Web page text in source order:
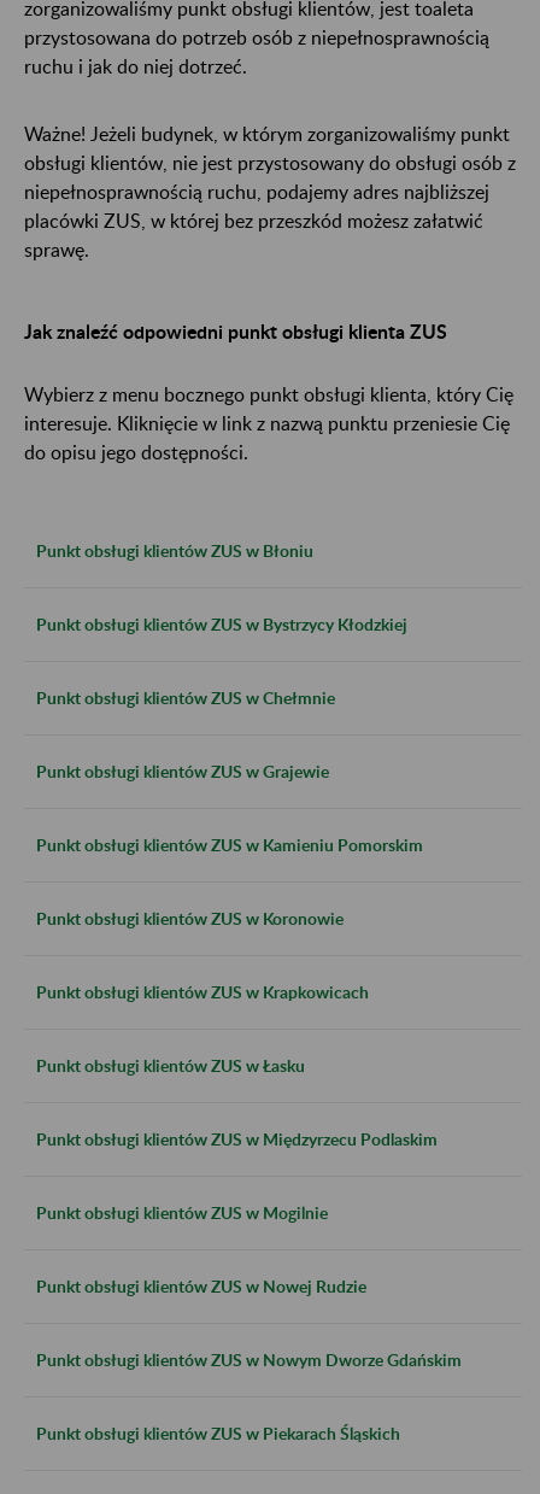
zorganizowaliśmy punkt obsługi klientów , jest toaleta
przystosowana do potrzeb osób z niepełnosprawnością
ruchu i jak do niej dotrzeć.
Ważne! Jeżeli budynek, w którym zorganizowaliśmy punkt
obsługi klientów​​​​​​​ , nie jest przystosowany do obsługi osób z
niepełnosprawnością ruchu, podajemy adres najbliższej
placówki ZUS, w której bez przeszkód możesz załatwić
sprawę.
Jak znaleźć odpowiedni punkt obsługi klienta ZUS
Wybierz z menu bocznego punkt obsługi klienta , który Cię
interesuje. Kliknięcie w link z nazwą punktu przeniesie Cię
do opisu jego dostępności.
Punkt obsługi klientów ZUS w Błoniu
Punkt obsługi klientów ZUS w Bystrzycy Kłodzkiej
Punkt obsługi klientów ZUS w Chełmnie
Punkt obsługi klientów ZUS w Grajewie
Punkt obsługi klientów ZUS w Kamieniu Pomorskim
Punkt obsługi klientów ZUS w Koronowie
Punkt obsługi klientów ZUS w Krapkowicach
Punkt obsługi klientów ZUS w Łasku
Punkt obsługi klientów ZUS w Międzyrzecu Podlaskim
Punkt obsługi klientów ZUS w Mogilnie
Punkt obsługi klientów ZUS w Nowej Rudzie
Punkt obsługi klientów ZUS w Nowym Dworze Gdańskim
Punkt obsługi klientów ZUS w Piekarach Śląskich